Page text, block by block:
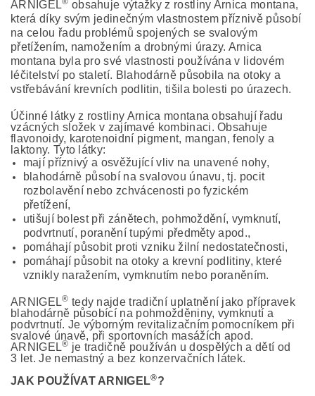
ARNIGEL
obsahuje výtažky z rostliny Arnica montana,
která díky svým jedinečným vlastnostem příznivě působí
na celou řadu problémů spojených se svalovým
přetížením, namožením a drobnými úrazy. Arnica
montana byla pro své vlastnosti používána v lidovém
léčitelství po staletí. Blahodárně působila na otoky a
vstřebávání krevních podlitin, tišila bolesti po úrazech.
Účinné látky z rostliny Arnica montana obsahují řadu
vzácných složek v zajímavé kombinaci. Obsahuje
flavonoidy, karotenoidní pigment, mangan, fenoly a
laktony. Tyto látky:
mají příznivý a osvěžující vliv na unavené nohy,
blahodárně působí na svalovou únavu, tj. pocit
rozbolavění nebo zchvácenosti po fyzickém
přetížení,
utišují bolest při zánětech, pohmoždění, vymknutí,
podvrtnutí, poranění tupými předměty apod.,
pomáhají působit proti vzniku žilní nedostatečnosti,
pomáhají působit na otoky a krevní podlitiny, které
vznikly naražením, vymknutím nebo poraněním.
ARNIGEL® tedy najde tradiční uplatnění jako přípravek
blahodárně působící na pohmožděniny, vymknutí a
podvrtnutí. Je výborným revitalizačním pomocníkem při
svalové únavě, při sportovních masážích apod.
ARNIGEL® je tradičně používán u dospělých a dětí od
3 let. Je nemastný a bez konzervačních látek.
JAK POUŽÍVAT ARNIGEL®?